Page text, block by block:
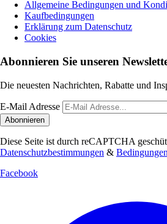
Allgemeine Bedingungen und
Kaufbedingungen
Erklärung zum Datenschutz
Cookies
Abonnieren Sie unseren
Die neuesten Nachrichten, Rabatte und
E-Mail Adresse
Abonnieren
Diese Seite ist durch reCAPTCHA
Datenschutzbestimmungen &
Facebook